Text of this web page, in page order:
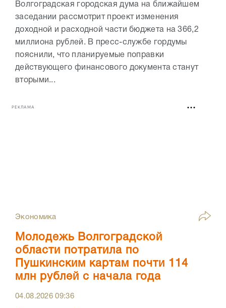
Волгоградская городская дума на ближайшем
заседании рассмотрит проект изменения
доходной и расходной части бюджета на 366,2
миллиона рублей. В пресс-службе гордумы
пояснили, что планируемые поправки
действующего финансового документа станут
вторыми...
РЕКЛАМА
Экономика
Молодежь Волгоградской
области потратила по
Пушкинским картам почти 114
млн рублей с начала года
04.08.202609:36